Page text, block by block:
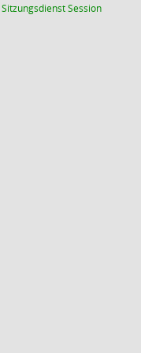
SitzungsdienstSession(Wird in